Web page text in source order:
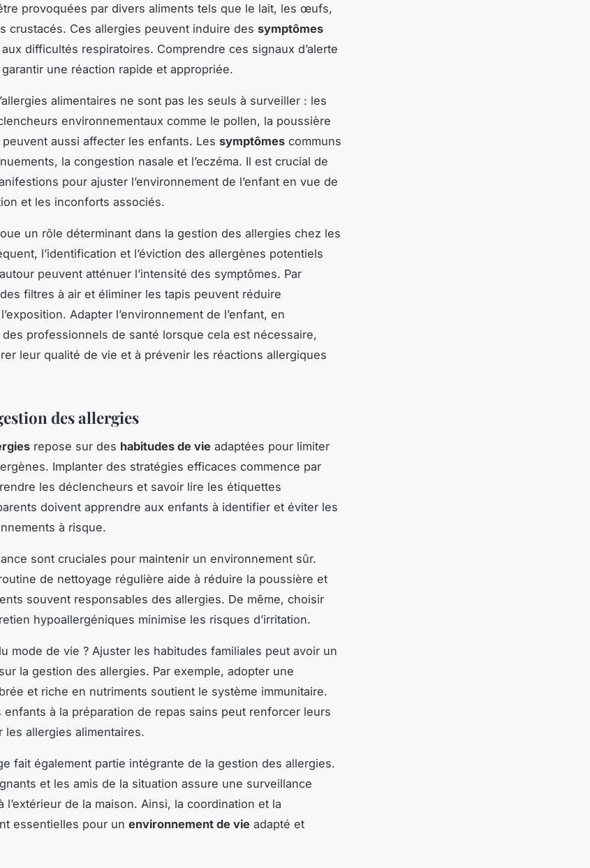
provoquées par divers aliments tels que le lait, les œufs,
crustacés. Ces allergies peuvent induire des symptômes
aux difficultés respiratoires. Comprendre ces signaux d’alerte
une réaction rapide et appropriée.
alimentaires ne sont pas les seuls à surveiller : les
environnementaux comme le pollen, la poussière
aussi affecter les enfants. Les symptômes communs
la congestion nasale et l’eczéma. Il est crucial de
pour ajuster l’environnement de l’enfant en vue de
et les inconforts associés.
un rôle déterminant dans la gestion des allergies chez les
l’identification et l’éviction des allergènes potentiels
peuvent atténuer l’intensité des symptômes. Par
filtres à air et éliminer les tapis peuvent réduire
Adapter l’environnement de l’enfant, en
professionnels de santé lorsque cela est nécessaire,
leur qualité de vie et à prévenir les réactions allergiques
des allergies
repose sur des habitudes de vie adaptées pour limiter
Implanter des stratégies efficaces commence par
les déclencheurs et savoir lire les étiquettes
doivent apprendre aux enfants à identifier et éviter les
à risque.
sont cruciales pour maintenir un environnement sûr.
de nettoyage régulière aide à réduire la poussière et
souvent responsables des allergies. De même, choisir
hypoallergéniques minimise les risques d’irritation.
mode de vie ? Ajuster les habitudes familiales peut avoir un
la gestion des allergies. Par exemple, adopter une
et riche en nutriments soutient le système immunitaire.
enfants à la préparation de repas sains peut renforcer leurs
les allergies alimentaires.
fait également partie intégrante de la gestion des allergies.
et les amis de la situation assure une surveillance
l’extérieur de la maison. Ainsi, la coordination et la
essentielles pour un environnement de vie adapté et